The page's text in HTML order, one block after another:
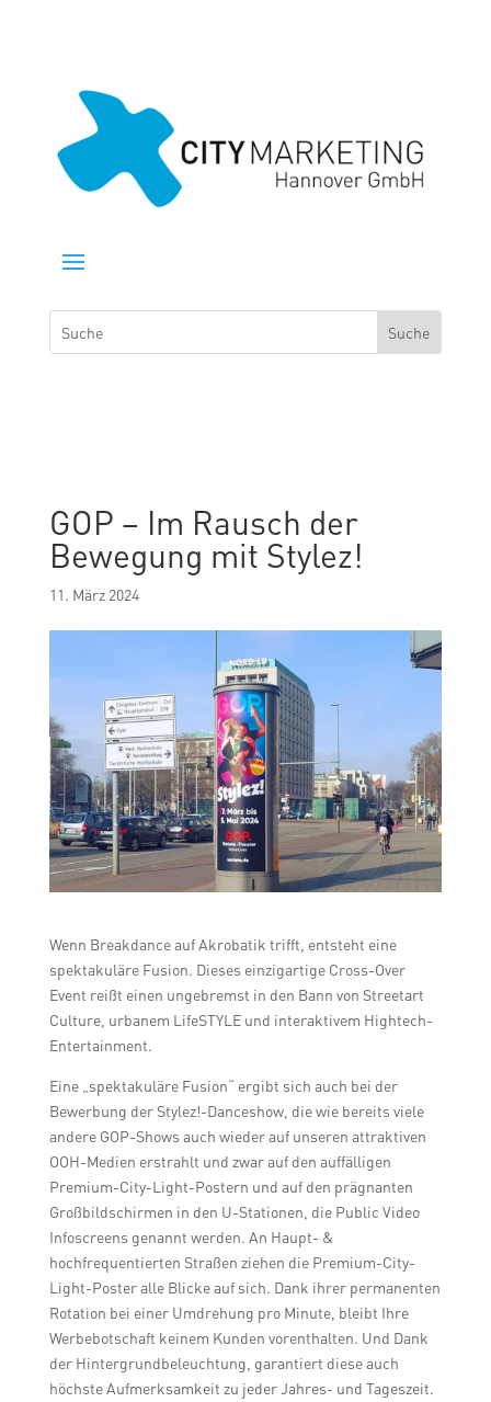
GOP – Im Rausch der
Bewegung mit Stylez!
11. März 2024
Wenn Breakdance auf Akrobatik trifft, entsteht eine
spektakuläre Fusion. Dieses einzigartige Cross-Over
Event reißt einen ungebremst in den Bann von Streetart
Culture, urbanem LifeSTYLE und interaktivem Hightech-
Entertainment.
Eine „spektakuläre Fusion“ ergibt sich auch bei der
Bewerbung der Stylez!-Danceshow, die wie bereits viele
andere GOP-Shows auch wieder auf unseren attraktiven
OOH-Medien erstrahlt und zwar auf den auffälligen
Premium-City-Light-Postern und auf den prägnanten
Großbildschirmen in den U-Stationen, die Public Video
Infoscreens genannt werden. An Haupt- &
hochfrequentierten Straßen ziehen die Premium-City-
Light-Poster alle Blicke auf sich. Dank ihrer permanenten
Rotation bei einer Umdrehung pro Minute, bleibt Ihre
Werbebotschaft keinem Kunden vorenthalten. Und Dank
der Hintergrundbeleuchtung, garantiert diese auch
höchste Aufmerksamkeit zu jeder Jahres- und Tageszeit.